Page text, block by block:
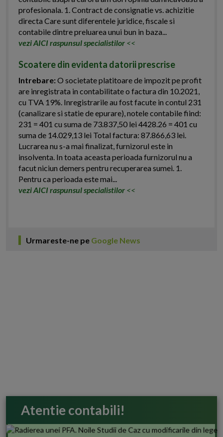
profesionala. 1. Contract de consignatie vs. achizitie
directa Care sunt diferentele juridice, fiscale si
contabile dintre preluarea unui bun in baza...
vezi AICI raspunsul specialistilor <<
Scoatere din evidenta datorii prescrise
Intrebare:O societate platitoare de impozit pe profit
are inregistrata in contabilitate o factura din 10.2021,
cu TVA 19%. Inregistrarile au fost facute in contul 231
(canalizare si statie de epurare), notele contabile fiind:
231 = 401 cu suma de 73.837,50 lei 4428.26 = 401 cu
suma de 14.029,13 lei Total factura: 87.866,63 lei.
Lucrarea nu s-a mai finalizat, furnizorul este in
insolventa. In toata aceasta perioada furnizorul nu a
facut niciun demers pentru recuperarea sumei. 1.
Pentru ca perioada este mai...
vezi AICI raspunsul specialistilor <<
Urmareste-ne pe Google News
Atentie contabili!